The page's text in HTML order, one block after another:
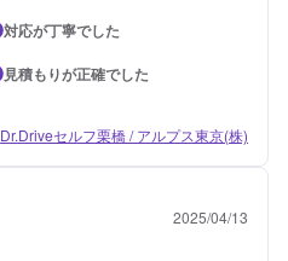
対応が丁寧でした
見積もりが正確でした
Dr.Driveセルフ栗橋 / アルプス東京(株)
2025/04/13